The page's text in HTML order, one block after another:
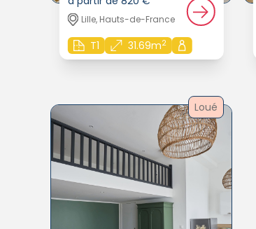
Lille, Hauts-de-France
T1 31.69m2
Loué